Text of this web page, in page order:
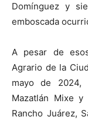
Domínguez y
emboscada
A pesar de
Agrario de la
mayo de 2024,
Mazatlán Mixe
Rancho Juárez,